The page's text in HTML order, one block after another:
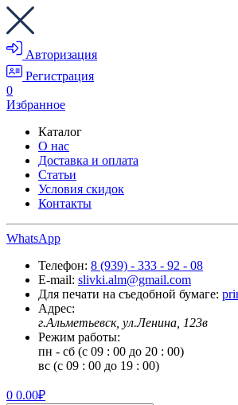
Авторизация
Регистрация
0
Избранное
Каталог
О нас
Доставка и оплата
Статьи
Условия скидок
Контакты
WhatsApp
Телефон: 8 (939) - 333 - 92 - 08
E-mail: slivki.alm@gmail.com
Для печати на съедобной бумаге:
Адрес:
г.Альметьевск, ул.Ленина, 123в
Режим работы:
пн - сб (с 09 : 00 до 20 : 00)
вс (с 09 : 00 до 19 : 00)
0 0.00₽